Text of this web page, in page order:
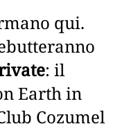
qui.
: il
Earth in
Cozumel